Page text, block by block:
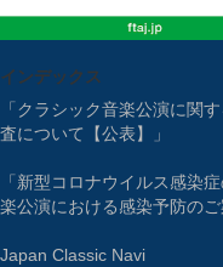
インデックス
「クラシック音楽公演に関
査について【公表】」
「新型コロナウイルス感染
楽公演における感染予防のご
Japan Classic Navi